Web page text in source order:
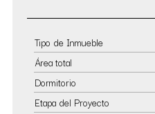
Tipo de Inmueble
Área total
Dormitorio
Etapa del Proyecto